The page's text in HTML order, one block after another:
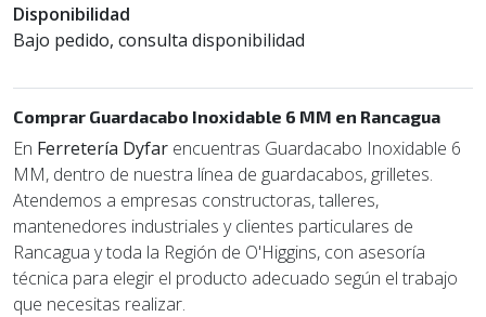
Disponibilidad
Bajo pedido, consulta disponibilidad
Comprar Guardacabo Inoxidable 6 MM en Rancagua
En Ferretería Dyfar encuentras Guardacabo Inoxidable 6
MM, dentro de nuestra línea de guardacabos, grilletes.
Atendemos a empresas constructoras, talleres,
mantenedores industriales y clientes particulares de
Rancagua y toda la Región de O'Higgins, con asesoría
técnica para elegir el producto adecuado según el trabajo
que necesitas realizar.